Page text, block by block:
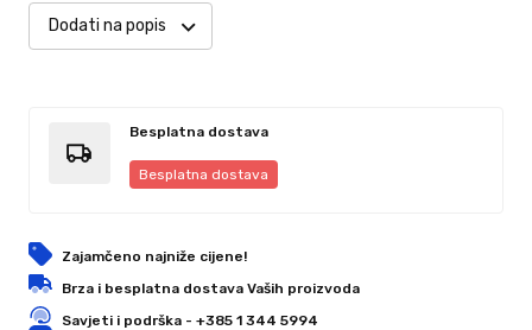
Dodati na popis
Besplatna dostava
Besplatna dostava
Zajamčeno najniže cijene!
Brza i besplatna dostava Vaših proizvoda
Savjeti i podrška - +385 1 344 5994